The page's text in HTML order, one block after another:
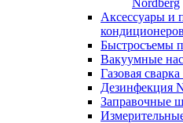
Аксессуары и
Быстросъемы
Вакуумные
Газовая
Дезинфекция
Заправочные